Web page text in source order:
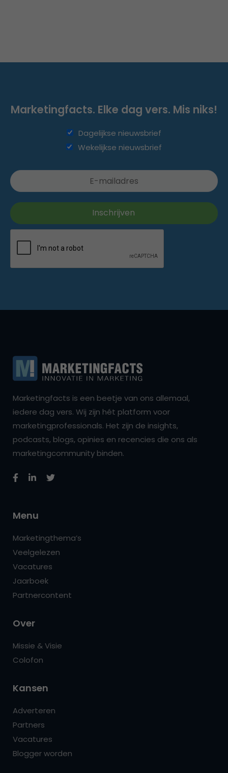
Marketingfacts. Elke dag vers. Mis niks!
Dagelijkse nieuwsbrief
Wekelijkse nieuwsbrief
Marketingfacts is een beetje van ons allemaal,
iedere dag vers. Wij zijn hét platform voor
marketingprofessionals. Het zijn de insights,
podcasts, blogs, opinies en recencies die ons als
marketingcommunity binden.
Menu
Marketingthema’s
Veelgelezen
Vacatures
Jaarboek
Partnercontent
Over
Missie & Visie
Colofon
Kansen
Adverteren
Partners
Vacatures
Blogger worden